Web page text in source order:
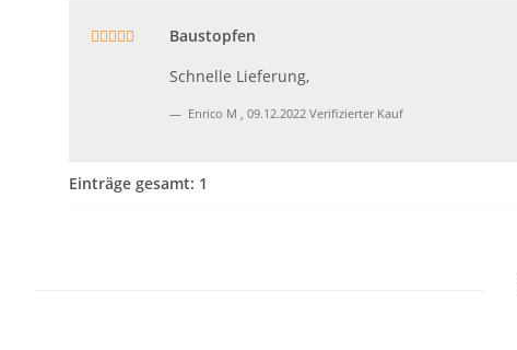
Baustopfen
Schnelle Lieferung,
Enrico M , 09.12.2022 Verifizierter Kauf
Einträge gesamt: 1